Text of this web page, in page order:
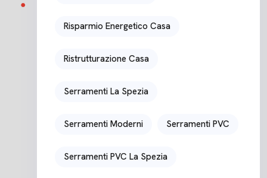
Risparmio Energetico Casa
Ristrutturazione Casa
Serramenti La Spezia
Serramenti Moderni Serramenti PVC
Serramenti PVC La Spezia